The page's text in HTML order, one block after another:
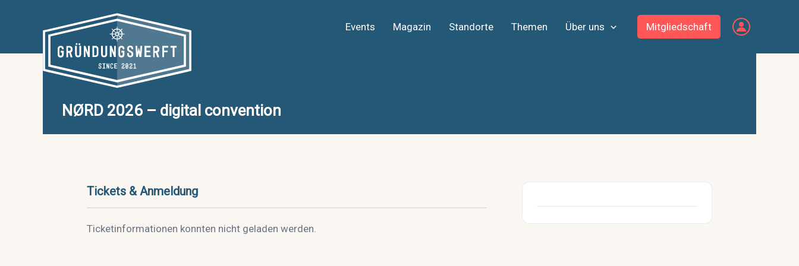
Events Magazin Standorte Themen Über uns Mitgliedschaft
NØRD 2026 – digital convention
Tickets & Anmeldung
Ticketinformationen konnten nicht geladen werden.